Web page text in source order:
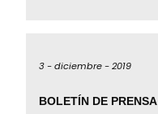
3 -diciembre -2019
BOLETÍN DE PRENSA